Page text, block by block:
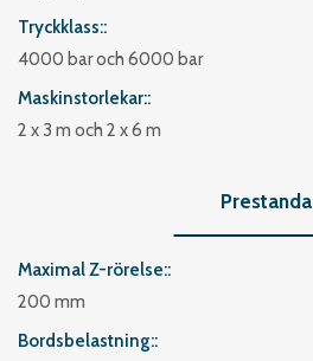
Tryckklass:
4000 bar och 6000 bar
Maskinstorlekar:
2 x 3 m och 2 x 6 m
Prestanda
Maximal Z-rörelse:
200 mm
Bordsbelastning: